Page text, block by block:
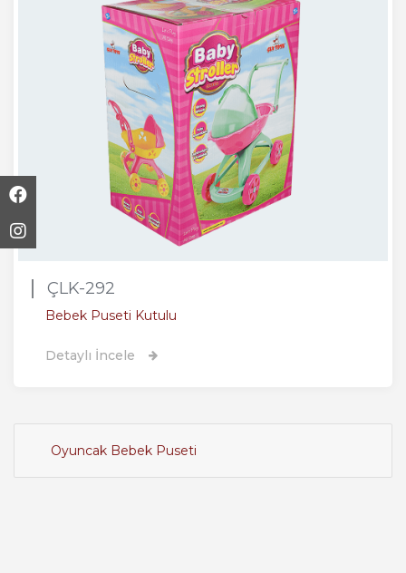
ÇLK-292
Bebek Puseti Kutulu
Detaylı İncele
Oyuncak Bebek Puseti